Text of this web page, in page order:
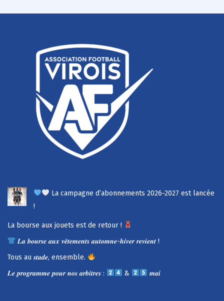
La campagne d’abonnements 2026-2027 est lancée
!
La bourse aux jouets est de retour !
𝑳𝒂 𝒃𝒐𝒖𝒓𝒔𝒆 𝒂𝒖𝒙 𝒗𝒆̂𝒕𝒆𝒎𝒆𝒏𝒕𝒔 𝒂𝒖𝒕𝒐𝒎𝒏𝒆-𝒉𝒊𝒗𝒆𝒓 𝒓𝒆𝒗𝒊𝒆𝒏𝒕 !
Tous au 𝒔𝒕𝒂𝒅𝒆, ensemble.
𝑳𝒆 𝒑𝒓𝒐𝒈𝒓𝒂𝒎𝒎𝒆 𝒑𝒐𝒖𝒓 𝒏𝒐𝒔 𝒂𝒓𝒃𝒊𝒕𝒓𝒆𝒔 :
& 𝒎𝒂𝒊